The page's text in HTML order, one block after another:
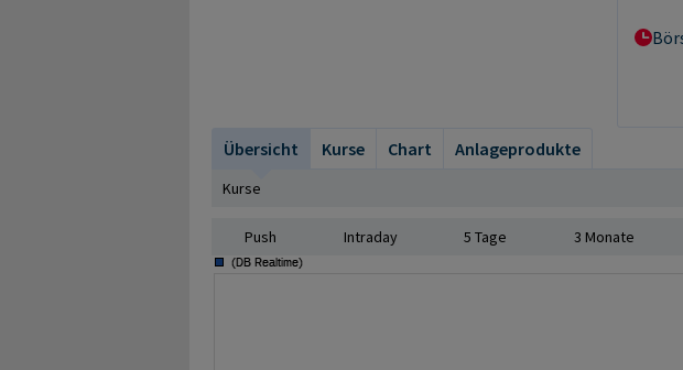
Übersicht
Kurse Chart Anlageprodukte
Kurse
Push Intraday 5 Tage 3 Monate